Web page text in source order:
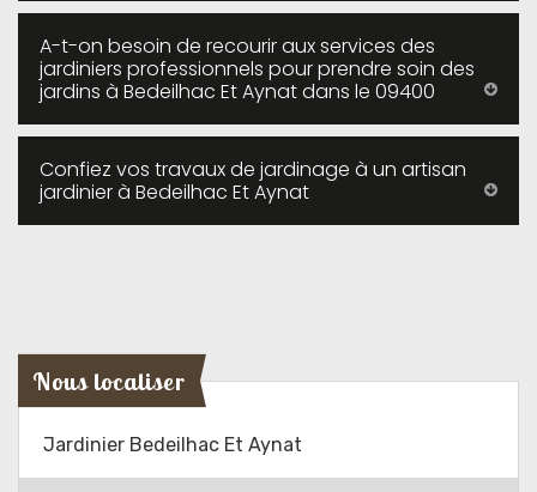
A-t-on besoin de recourir aux services des
jardiniers professionnels pour prendre soin des
jardins à Bedeilhac Et Aynat dans le 09400
Confiez vos travaux de jardinage à un artisan
jardinier à Bedeilhac Et Aynat
Nous localiser
Jardinier Bedeilhac Et Aynat